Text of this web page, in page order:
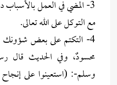
3- المضي في العمل بالأسباب
مع التوكل على الله تعالى.
4- التكتم على بعض
محسودٌ، وفي الحديث قال
وسلم-: (استعينوا على إنجاح